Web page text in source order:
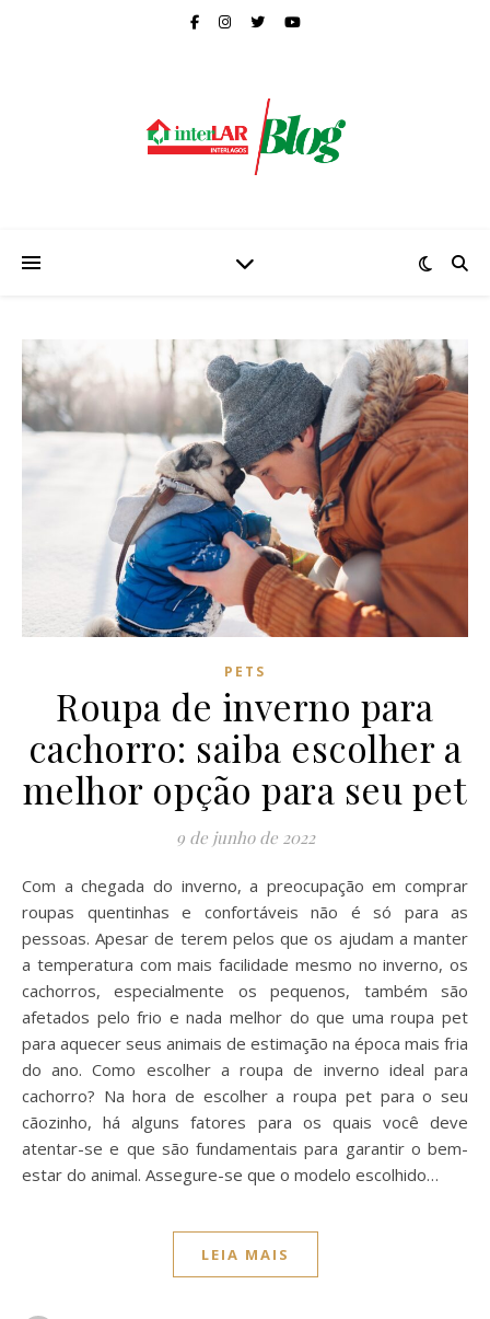
PETS
Roupa de inverno para
cachorro: saiba escolher a
melhor opção para seu pet
9 de junho de 2022
Com a chegada do inverno, a preocupação em comprar
roupas quentinhas e confortáveis não é só para as
pessoas. Apesar de terem pelos que os ajudam a manter
a temperatura com mais facilidade mesmo no inverno, os
cachorros, especialmente os pequenos, também são
afetados pelo frio e nada melhor do que uma roupa pet
para aquecer seus animais de estimação na época mais fria
do ano. Como escolher a roupa de inverno ideal para
cachorro? Na hora de escolher a roupa pet para o seu
cãozinho, há alguns fatores para os quais você deve
atentar-se e que são fundamentais para garantir o bem-
estar do animal. Assegure-se que o modelo escolhido…
LEIA MAIS